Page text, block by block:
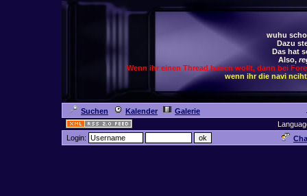
wuhu
Dazu
Das hat
Also,
Wenn ihr einen Thread haben wollt, dann bei
wenn ihr die navi
Suchen Kalender
Galerie
Login: